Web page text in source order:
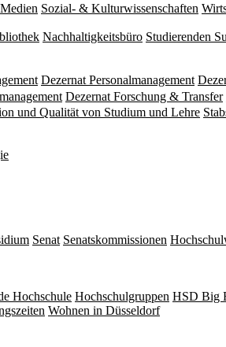
Medien Sozial- & Kulturwissenschaften
Nachhaltigkeitsbüro Studierenden
Dezernat Personalmanagement
Dezernat Forschung & Transfer
und Qualität von Studium und Lehre
Senat Senatskommissionen
Hochschule Hochschulgruppen HSD Big
Wohnen in Düsseldorf